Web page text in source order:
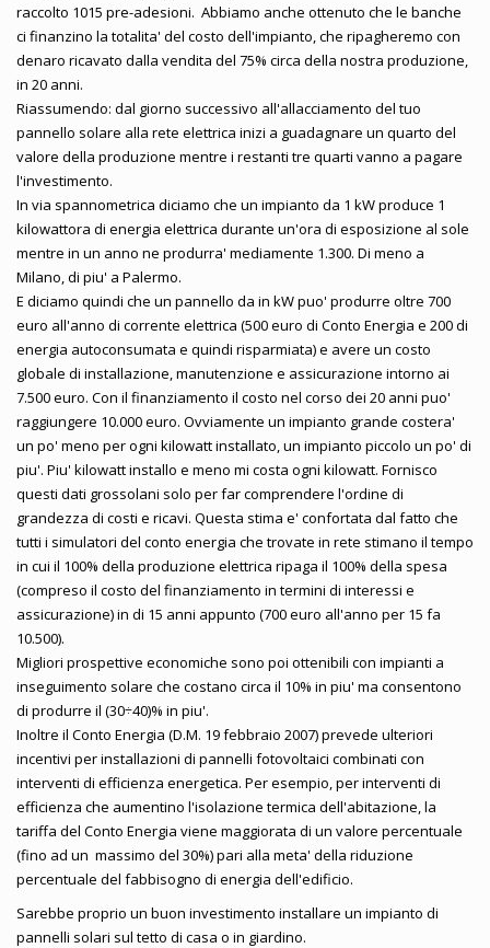
raccolto 1015 pre-adesioni. Abbiamo anche ottenuto che le banche
ci finanzino la totalita' del costo dell'impianto, che ripagheremo con
denaro ricavato dalla vendita del 75% circa della nostra produzione,
in 20 anni.
Riassumendo: dal giorno successivo all'allacciamento del tuo
pannello solare alla rete elettrica inizi a guadagnare un quarto del
valore della produzione mentre i restanti tre quarti vanno a pagare
l'investimento.
In via spannometrica diciamo che un impianto da 1 kW produce 1
kilowattora di energia elettrica durante un'ora di esposizione al sole
mentre in un anno ne produrra' mediamente 1.300. Di meno a
Milano, di piu' a Palermo.
E diciamo quindi che un pannello da in kW puo' produrre oltre 700
euro all'anno di corrente elettrica (500 euro di Conto Energia e 200 di
energia autoconsumata e quindi risparmiata) e avere un costo
globale di installazione, manutenzione e assicurazione intorno ai
7.500 euro. Con il finanziamento il costo nel corso dei 20 anni puo'
raggiungere 10.000 euro. Ovviamente un impianto grande costera'
un po' meno per ogni kilowatt installato, un impianto piccolo un po' di
piu'. Piu' kilowatt installo e meno mi costa ogni kilowatt. Fornisco
questi dati grossolani solo per far comprendere l'ordine di
grandezza di costi e ricavi. Questa stima e' confortata dal fatto che
tutti i simulatori del conto energia che trovate in rete stimano il tempo
in cui il 100% della produzione elettrica ripaga il 100% della spesa
(compreso il costo del finanziamento in termini di interessi e
assicurazione) in di 15 anni appunto (700 euro all'anno per 15 fa
10.500).
Migliori prospettive economiche sono poi ottenibili con impianti a
inseguimento solare che costano circa il 10% in piu' ma consentono
di produrre il (30÷40)% in piu'.
Inoltre il Conto Energia (D.M. 19 febbraio 2007) prevede ulteriori
incentivi per installazioni di pannelli fotovoltaici combinati con
interventi di efficienza energetica. Per esempio, per interventi di
efficienza che aumentino l'isolazione termica dell'abitazione, la
tariffa del Conto Energia viene maggiorata di un valore percentuale
(fino ad un massimo del 30%) pari alla meta' della riduzione
percentuale del fabbisogno di energia dell'edificio.
Sarebbe proprio un buon investimento installare un impianto di
pannelli solari sul tetto di casa o in giardino.